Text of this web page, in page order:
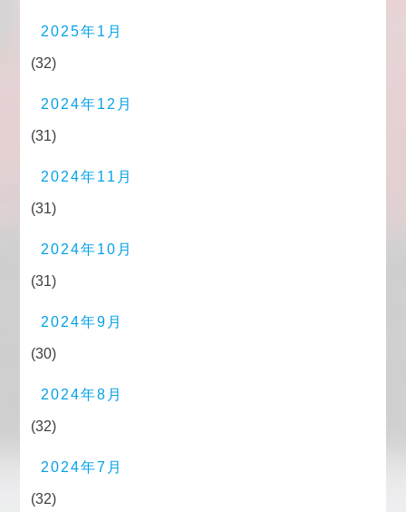
2025年1月
(32)
2024年12月
(31)
2024年11月
(31)
2024年10月
(31)
2024年9月
(30)
2024年8月
(32)
2024年7月
(32)